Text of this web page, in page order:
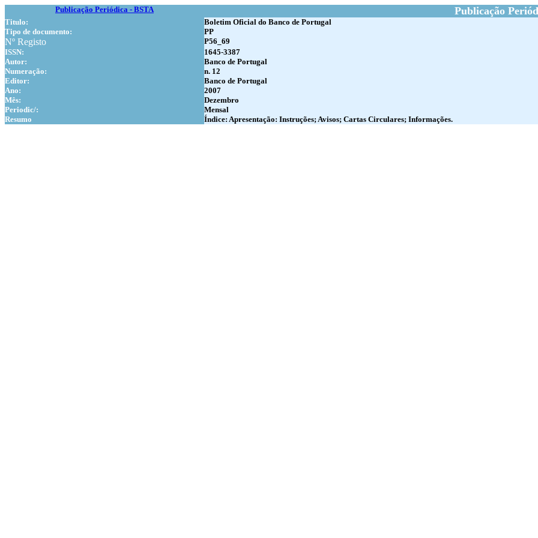
Publicação Periódica - BSTA Publicação
Titulo:
Boletim Oficial do Banco de Portugal
Tipo de documento:
PP
Nº Registo
P56_69
ISSN:
1645-3387
Autor:
Banco de Portugal
Numeração:
n. 12
Editor:
Banco de Portugal
Ano:
2007
Mês:
Dezembro
Periodic/:
Mensal
Resumo
Índice: Apresentação: Instruções; Avisos; Cartas Circulares; Informações.